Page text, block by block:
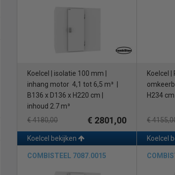
Koelcel | isolatie 100 mm |
inhang motor 4,1 tot 6,5 m³ |
B136 x D136 x H220 cm |
inhoud 2.7 m³
€ 4180,00
€ 2801,00
Koelcel bekijken
Koelcel |
H234 cm
€
Koelcel
COMBISTEEL 7087.0015